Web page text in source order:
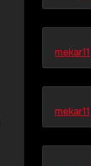
mekar11
mekar11